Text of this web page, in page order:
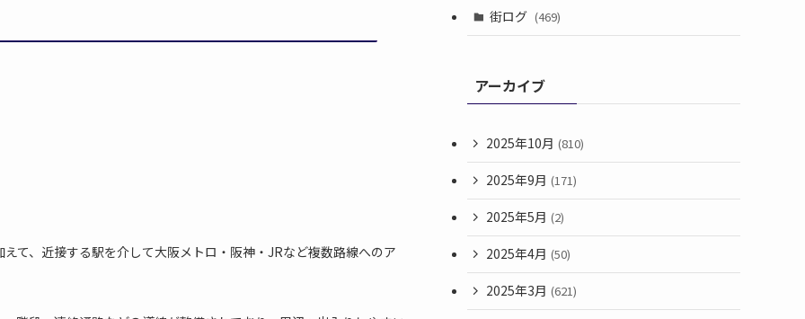
て、近接する駅を介して大阪メトロ・阪神・JRなど複数路線へのア
街ログ (469)
アーカイブ
2025年10月 (810)
2025年9月 (171)
2025年5月 (2)
2025年4月 (50)
2025年3月 (621)